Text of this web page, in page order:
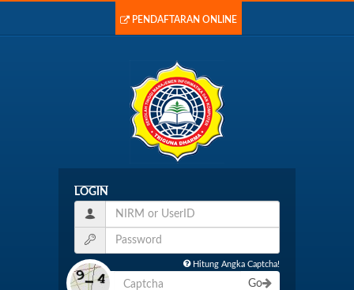
PENDAFTARAN ONLINE
LOGIN
Hitung Angka Captcha!
Go